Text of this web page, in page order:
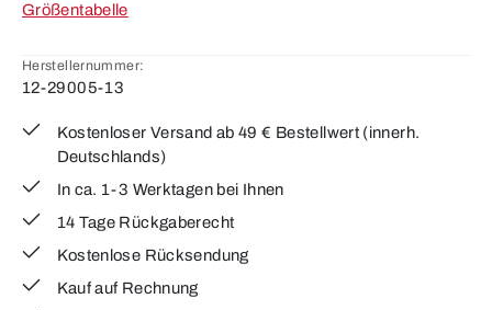
Größentabelle
Herstellernummer:
12-29005-13
Kostenloser Versand ab 49 € Bestellwert (innerh.
Deutschlands)
In ca. 1-3 Werktagen bei Ihnen
14 Tage Rückgaberecht
Kostenlose Rücksendung
Kauf auf Rechnung